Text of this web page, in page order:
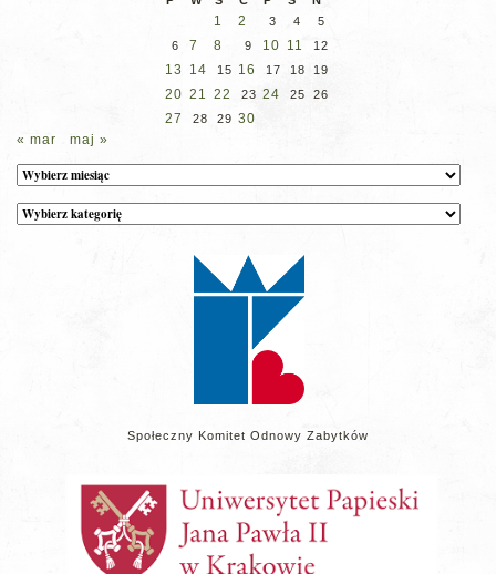
1 2 3 4
5
6
7 8 9 10 11 12
13 14 15 16 17 18 19
20 21 22 23 24 25 26
27 28 29 30
« mar
maj »
Archiwum
Kategorie
wpisów
Społeczny Komitet Odnowy Zabytków